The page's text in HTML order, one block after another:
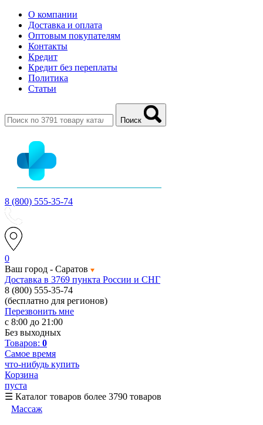
О компании
Доставка и оплата
Оптовым покупателям
Контакты
Кредит
Кредит без переплаты
Политика
Статьи
Поиск
8 (800) 555-35-74
0
Ваш город - Саратов
Доставка в 3769 пункта России и СНГ
8 (800) 555-35-74
(бесплатно для регионов)
Перезвонить мне
с 8:00 до 21:00
Без выходных
Товаров: 0
Самое время
что-нибудь купить
Корзина
пуста
☰ Каталог товаров более 3790 товаров
Массаж